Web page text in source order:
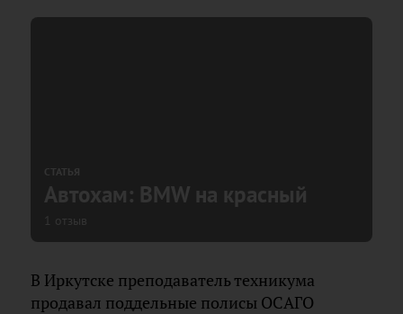
СТАТЬЯ
Автохам: BMW на красный
1 отзыв
В Иркутске преподаватель техникума
продавал поддельные полисы ОСАГО